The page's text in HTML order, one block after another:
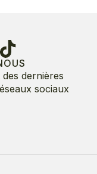
dernières
sociaux